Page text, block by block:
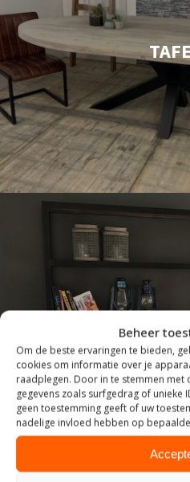
Beheer
Om de beste ervaringen te bieden,
cookies om informatie over je
raadplegen. Door in te stemmen met
gegevens zoals surfgedrag of unieke
geen toestemming geeft of uw
nadelige invloed hebben op